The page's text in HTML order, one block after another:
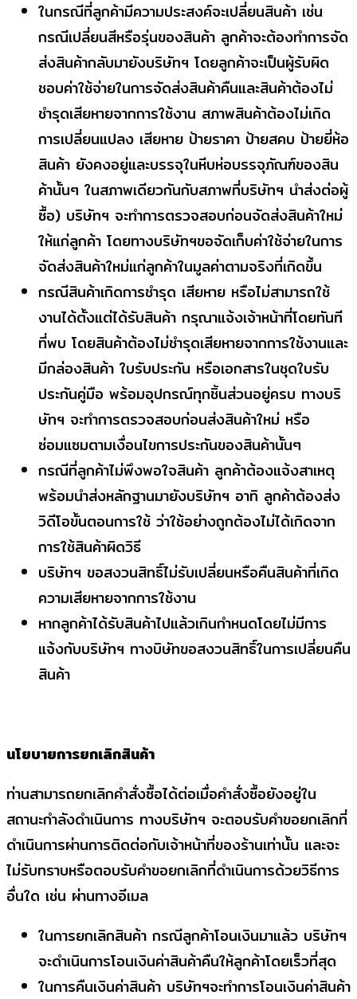
ในกรณีที่ลูกค้ามีความประสงค์จะเปลี่ยนสินค้า เช่น
กรณีเปลี่ยนสีหรือรุ่นของสินค้า ลูกค้าจะต้องทำการจัด
ส่งสินค้ากลับมายังบริษัทฯ โดยลูกค้าจะเป็นผู้รับผิด
ชอบค่าใช้จ่ายในการจัดส่งสินค้าคืนและสินค้าต้องไม่
ชำรุดเสียหายจากการใช้งาน สภาพสินค้าต้องไม่เกิด
การเปลี่ยนแปลง เสียหาย ป้ายราคา ป้ายสคบ ป้ายยี่ห้อ
สินค้า ยังคงอยู่และบรรจุในหีบห่อบรรจุภัณฑ์ของสิน
ค้านั้นๆ ในสภาพเดียวกันกับสภาพที่บริษัทฯ นำส่งต่อผู้
ซื้อ) บริษัทฯ จะทำการตรวจสอบก่อนจัดส่งสินค้าใหม่
ให้แก่ลูกค้า โดยทางบริษัทฯขอจัดเก็บค่าใช้จ่ายในการ
จัดส่งสินค้าใหม่แก่ลูกค้าในมูลค่าตามจริงที่เกิดขึ้น
กรณีสินค้าเกิดการชำรุด เสียหาย หรือไม่สามารถใช้
งานได้ตั้งแต่ได้รับสินค้า กรุณาแจ้งเจ้าหน้าที่โดยทันที
ที่พบ โดยสินค้าต้องไม่ชำรุดเสียหายจากการใช้งานและ
มีกล่องสินค้า ใบรับประกัน หรือเอกสารในชุดใบรับ
ประกันคู่มือ พร้อมอุปกรณ์ทุกชิ้นส่วนอยู่ครบ ทางบริ
ษัทฯ จะทำการตรวจสอบก่อนส่งสินค้าใหม่ หรือ
ซ่อมแซมตามเงื่อนไขการประกันของสินค้านั้นๆ
กรณีที่ลูกค้าไม่พึงพอใจสินค้า ลูกค้าต้องแจ้งสาเหตุ
พร้อมนำส่งหลักฐานมายังบริษัทฯ อาทิ ลูกค้าต้องส่ง
วิดีโอขั้นตอนการใช้ ว่าใช้อย่างถูกต้องไม่ได้เกิดจาก
การใช้สินค้าผิดวิธี
บริษัทฯ ขอสงวนสิทธิ์ไม่รับเปลี่ยนหรือคืนสินค้าที่เกิด
ความเสียหายจากการใช้งาน
หากลูกค้าได้รับสินค้าไปแล้วเกินกำหนดโดยไม่มีการ
แจ้งกับบริษัทฯ ทางบิษัทขอสงวนสิทธิ์ในการเปลี่ยนคืน
สินค้า
นโยบายการยกเลิกสินค้า
ท่านสามารถยกเลิกคำสั่งซื้อได้ต่อเมื่อคำสั่งซื้อยังอยู่ใน
สถานะกำลังดำเนินการ ทางบริษัทฯ จะตอบรับคำขอยกเลิกที่
ดำเนินการผ่านการติดต่อกับเจ้าหน้าที่ของร้านเท่านั้น และจะ
ไม่รับทราบหรือตอบรับคำขอยกเลิกที่ดำเนินการด้วยวิธีการ
อื่นใด เช่น ผ่านทางอีเมล
ในการยกเลิกสินค้า กรณีลูกค้าโอนเงินมาแล้ว บริษัทฯ
จะดำเนินการโอนเงินค่าสินค้าคืนให้ลูกค้าโดยเร็วที่สุด
ในการคืนเงินค่าสินค้า บริษัทฯจะทำการโอนเงินค่าสินค้า